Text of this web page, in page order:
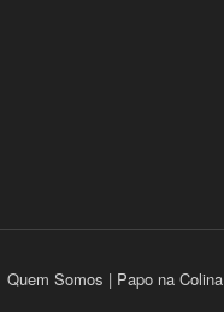
Quem Somos | Papo na Colina